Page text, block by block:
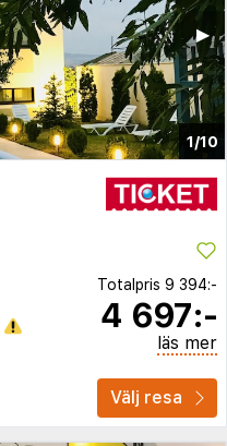
1/10
▶︎
Totalpris 9 394:-
4 697:-
läs mer
Välj resa